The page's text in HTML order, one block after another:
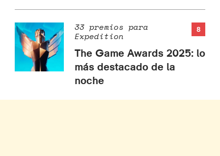
8
33 premios para
Expedition
The Game Awards 2025: lo
más destacado de la
noche